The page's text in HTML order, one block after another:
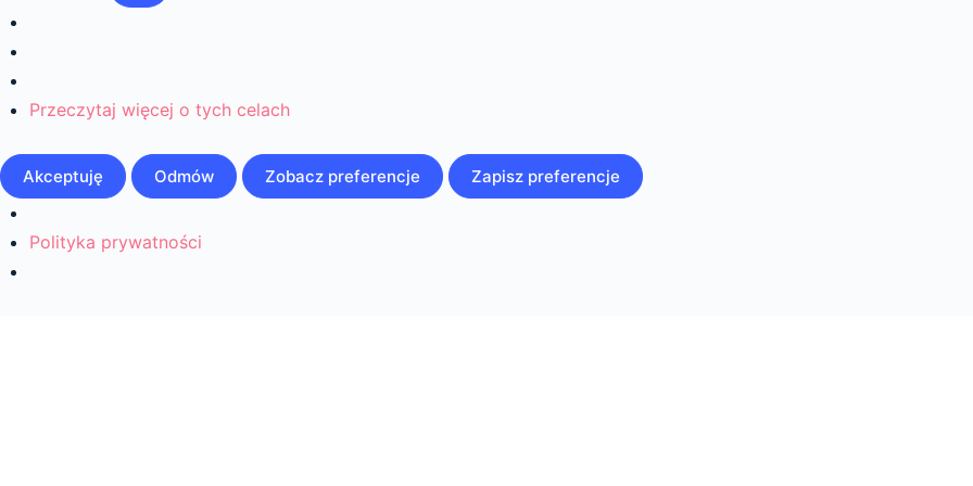
Przeczytaj więcej o tych celach
Akceptuję Odmów Zobacz preferencje Zapisz preferencje
Polityka prywatności